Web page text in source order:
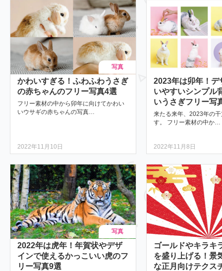
写真
かわいすぎる！ふわふわうさぎ
の赤ちゃんのフリー写真4選
フリー素材の中から卯年に向けてかわい
いウサギの赤ちゃんの写真…
2022年11月10日
2023年は卯年！デ
いやすいシンプル
いうさぎフリー写
来たる来年、2023年の
す。 フリー素材の中か…
2022年11月8日
写真
2022年は虎年！年賀状やデザ
インで使えるかっこいい虎のフ
リー写真9選
ゴールドやキラキ
を盛り上げる！景
な正月向けテクス